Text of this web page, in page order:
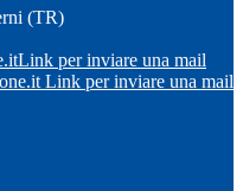
(TR)
Link per inviare una mail
Link per inviare una mail